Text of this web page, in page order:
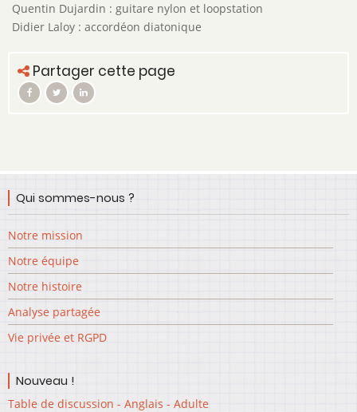
Quentin Dujardin : guitare nylon et loopstation
Didier Laloy : accordéon diatonique
Partager cette page
Qui sommes-nous ?
Notre mission
Notre équipe
Notre histoire
Analyse partagée
Vie privée et RGPD
Nouveau !
Table de discussion - Anglais - Adulte